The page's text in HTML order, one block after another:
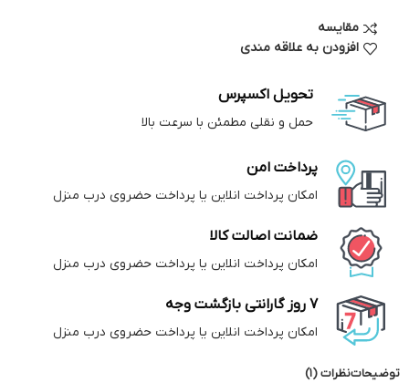
مقایسه
افزودن به علاقه مندی
تحویل اکسپرس
حمل و نقلی مطمئن با سرعت بالا
پرداخت امن
امکان پرداخت انلاین یا پرداخت حضروی درب منزل
ضمانت اصالت کالا
امکان پرداخت انلاین یا پرداخت حضروی درب منزل
7 روز گارانتی بازگشت وجه
امکان پرداخت انلاین یا پرداخت حضروی درب منزل
توضیحاتنظرات (1)